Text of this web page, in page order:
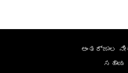
ಅಂತರ್ಜಾಲ
ಸಹಾಯ